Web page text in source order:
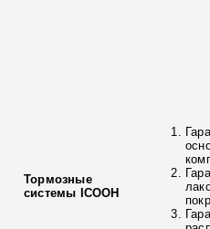
Тормозные
системы ICOOH